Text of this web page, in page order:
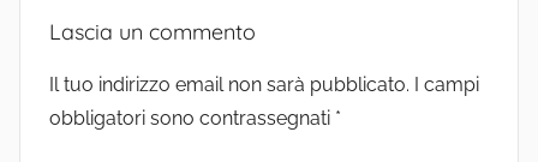
Lascia un commento
Il tuo indirizzo email non sarà pubblicato. I campi
obbligatori sono contrassegnati *